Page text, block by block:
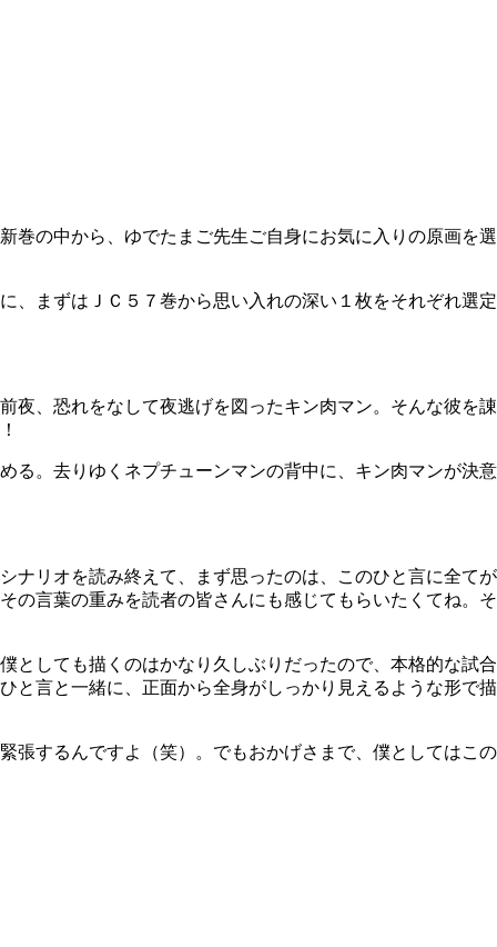
巻の中から、ゆでたまご先生ご自身にお気に入りの原画を選
、まずはＪＣ５７巻から思い入れの深い１枚をそれぞれ選定
夜、恐れをなして夜逃げを図ったキン肉マン。そんな彼を諌
る。去りゆくネプチューンマンの背中に、キン肉マンが決意
ナリオを読み終えて、まず思ったのは、このひと言に全てが
の言葉の重みを読者の皆さんにも感じてもらいたくてね。そ
としても描くのはかなり久しぶりだったので、本格的な試合
と言と一緒に、正面から全身がしっかり見えるような形で描
張するんですよ（笑）。でもおかげさまで、僕としてはこの